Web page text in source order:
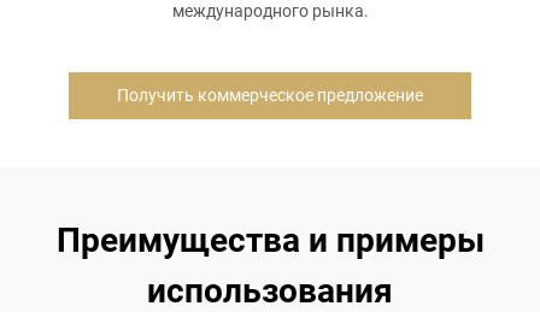
международного рынка.
Получить коммерческое предложение
Преимущества и примеры
использования